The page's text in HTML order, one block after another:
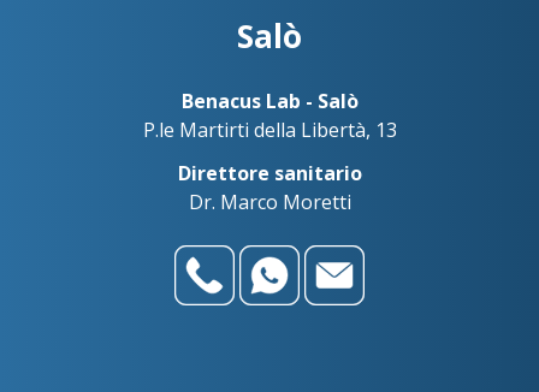
Salò
Benacus Lab - Salò
P.le Martirti della Libertà, 13
Direttore sanitario
Dr. Marco Moretti